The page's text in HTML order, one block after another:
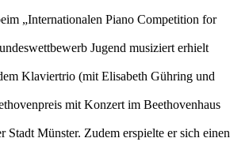
„Internationalen Piano Competition for
Jugend musiziert erhielt
Klaviertrio (mit Elisabeth Gühring und
mit Konzert im Beethovenhaus
Stadt Münster. Zudem erspielte er sich einen